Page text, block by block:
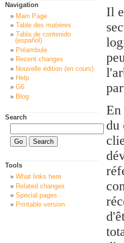
Il
du
Navigation
Main Page
Table des matières
Tabla de contenido
(español)
Préambule
Recent changes
Nouvelle édition (en cours)
Help
G6
Blog
Search
Tools
What links here
Related changes
Special pages
Printable version